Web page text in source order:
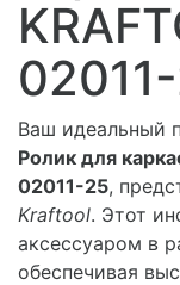
Ваш идеальный
Ролик для
02011-25,
Kraftool. Этот
аксессуаром в
обеспечивая